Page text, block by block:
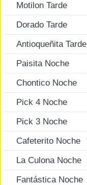
Motilon Tarde
Dorado Tarde
Antioqueñita Tarde
Paisita Noche
Chontico Noche
Pick 4 Noche
Pick 3 Noche
Cafeterito Noche
La Culona Noche
Fantástica Noche